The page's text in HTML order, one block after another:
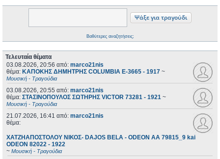
Βαθύτερες αναζητήσεις;
Τελευταία θέματα
03.08.2026, 20:56 από: marco21nis
θέμα: ΚΑΠΟΚΗΣ ΔΗΜΗΤΡΗΣ COLUMBIA E-3665 - 1917 ~
Μουσική - Τραγούδια
03.08.2026, 20:55 από: marco21nis
θέμα: ΣΤΑΣΙΝΟΠΟΥΛΟΣ ΣΩΤΗΡΗΣ VICTOR 73281 - 1921 ~
Μουσική - Τραγούδια
21.07.2026, 16:41 από: marco21nis
θέμα:
ΧΑΤΖΗΑΠΟΣΤΟΛΟΥ ΝΙΚΟΣ- DAJOS BELA - ODEON AA 79815_9 kai
ODEON 82022 - 1922
~ Μουσική - Τραγούδια